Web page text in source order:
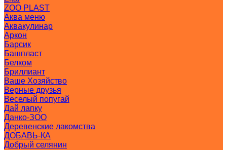
ZOO PLAST
Аква меню
Аквакулинар
Аркон
Барсик
Башпласт
Белком
Бриллиант
Ваше Хозяйство
Верные друзья
Веселый попугай
Дай лапку
Данко-ЗОО
Деревенские лакомства
ДОБАВЬ-КА
Добрый селянин